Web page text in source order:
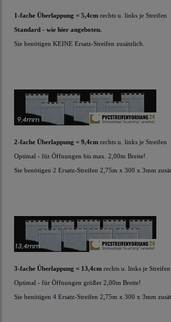
1-fache Überlappung = 5,4cm rechts u. links je Streifen
Standard - wie hier angeboten.
Sie benötigen KEINE Ersatz-Streifen zusätzlich.
2-fache Überlappung = 9,4cm rechts u. links je Streifen
Optimal - für Öffnungen bis max. 2,00m Breite!
Sie benötigen 2 Ersatz-Streifen 2,75m x 300 x 3mm
3-fache Überlappung = 13,4cm rechts u. links je Streifen
Optimal - für Öffnungen größer 2,00m Breite!
Sie benötigen 4 Ersatz-Streifen 2,75m x 300 x 3mm